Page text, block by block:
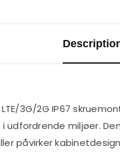
3G/2G IP67
miljøer.
påvirker